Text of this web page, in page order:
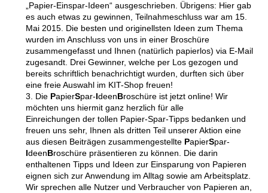
„Papier-Einspar-Ideen“ ausgeschrieben. Übrigens: Hier gab
es auch etwas zu gewinnen, Teilnahmeschluss war am 15.
Mai 2015. Die besten und originellsten Ideen zum Thema
wurden im Anschluss von uns in einer Broschüre
zusammengefasst und Ihnen (natürlich papierlos) via E-Mail
zugesandt. Drei Gewinner, welche per Los gezogen und
bereits schriftlich benachrichtigt wurden, durften sich über
eine freie Auswahl im KIT-Shop freuen!
3. Die PapierSpar-IdeenBroschüre ist jetzt online! Wir
möchten uns hiermit ganz herzlich für alle
Einreichungen der tollen Papier-Spar-Tipps bedanken und
freuen uns sehr, Ihnen als dritten Teil unserer Aktion eine
aus diesen Beiträgen zusammengestellte PapierSpar-
IdeenBroschüre präsentieren zu können. Die darin
enthaltenen Tipps und Ideen zur Einsparung von Papieren
eignen sich zur Anwendung im Alltag sowie am Arbeitsplatz.
Wir sprechen alle Nutzer und Verbraucher von Papieren an,